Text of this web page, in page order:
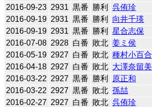
2016-09-23 2931 黒番 勝利 呉侑珍
2016-09-19 2931 黒番 勝利 向井千瑛
2016-09-19 2931 黒番 勝利 星合志保
2016-07-08 2928 白番 敗北 姜ミ侯
2016-05-19 2927 白番 敗北 種村小百合
2016-04-18 2927 白番 敗北 大澤奈留美
2016-03-22 2927 黒番 勝利 原正和
2016-03-22 2927 黒番 敗北 孫喆
2016-02-27 2927 白番 敗北 呉侑珍